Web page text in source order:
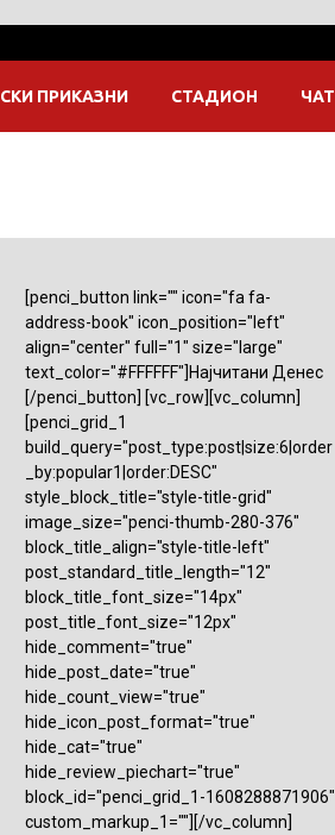
ПРИКАЗНИ СТАДИОН ЧАТ
[penci_button link="" icon="fa fa-
address-book" icon_position="left"
align="center" full="1" size="large"
text_color="#FFFFFF"]Најчитани Денес
[/penci_button] [vc_row][vc_column]
[penci_grid_1
build_query="post_type:post|size:6|order
_by:popular1|order:DESC"
style_block_title="style-title-grid"
image_size="penci-thumb-280-376"
block_title_align="style-title-left"
post_standard_title_length="12"
block_title_font_size="14px"
post_title_font_size="12px"
hide_comment="true"
hide_post_date="true"
hide_count_view="true"
hide_icon_post_format="true"
hide_cat="true"
hide_review_piechart="true"
block_id="penci_grid_1-1608288871906"
custom_markup_1=""][/vc_column]